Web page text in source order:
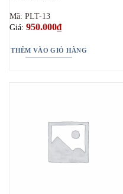
Mã: PLT-13
Giá: 950.000₫
THÊM VÀO GIỎ HÀNG